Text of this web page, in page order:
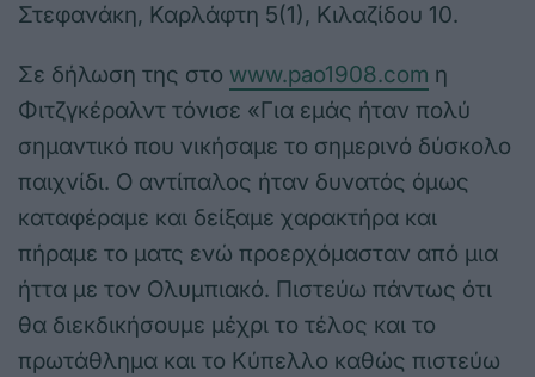
Στεφανάκη, Καρλάφτη 5(1), Κιλαζίδου 10.
Σε δήλωση της στο www.pao1908.com η
Φιτζγκέραλντ τόνισε «Για εμάς ήταν πολύ
σημαντικό που νικήσαμε το σημερινό δύσκολο
παιχνίδι. Ο αντίπαλος ήταν δυνατός όμως
καταφέραμε και δείξαμε χαρακτήρα και
πήραμε το ματς ενώ προερχόμασταν από μια
ήττα με τον Ολυμπιακό. Πιστεύω πάντως ότι
θα διεκδικήσουμε μέχρι το τέλος και το
πρωτάθλημα και το Κύπελλο καθώς πιστεύω